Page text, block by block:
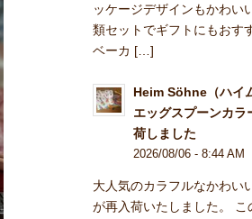
ッケージデザインもかわい
類セットでギフトにもおす
ベーカ […]
Heim Söhne（ハイ
エッグスプーンカラ
荷しました
2026/08/06 - 8:44 AM
大人気のカラフルなかわい
が再入荷いたしました。 こ